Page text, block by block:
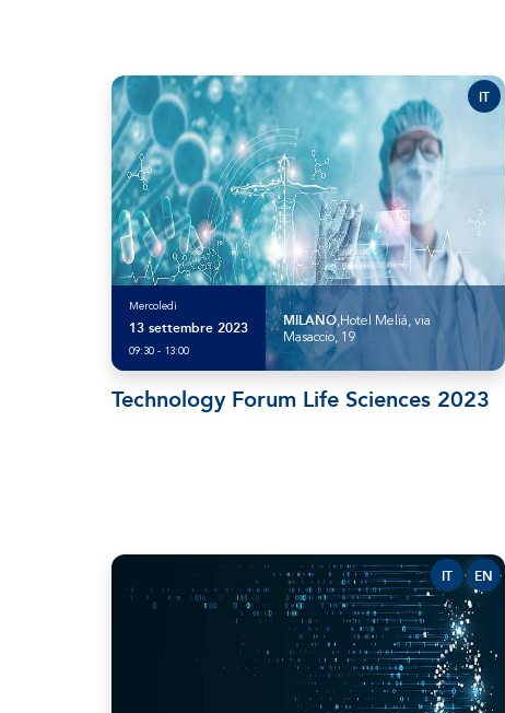
Mercoledì
13 settembre 2023
09:30 - 13:00
MILANO,Hotel Meliá, via
Masaccio, 19
IT
Technology Forum Life Sciences 2023
IT EN